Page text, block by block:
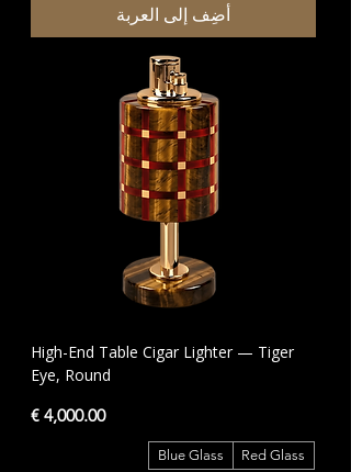
أضِف إلى العربة
High-End Table Cigar Lighter — Tiger
Eye, Round
السعر
Red Glass
Blue Glass